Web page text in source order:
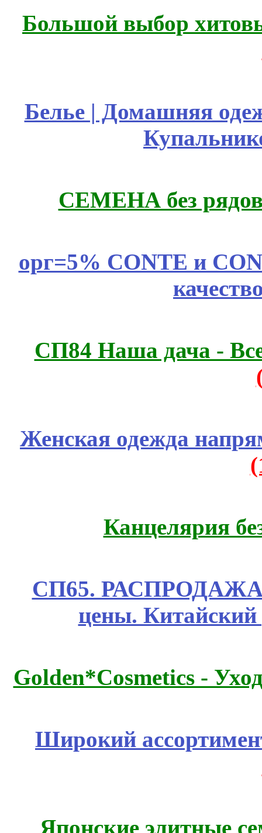
Большой выбор
Белье | Домашняя
СЕМЕНА без
орг=5% CONTE и
СП84 Наша дача -
Женская одежда
Канцелярия
СП65. РАСПРОДАЖА!
цены.
Golden*Cosmetics -
Широкий
Японские элитные